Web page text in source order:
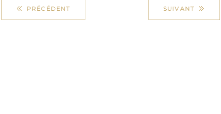
PRÉCÉDENT SUIVANT